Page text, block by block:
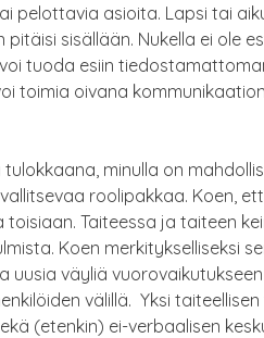
asioita. Lapsi tai
sisällään. Nukella ei ole
tuoda esiin
toimia oivana
minulla on
roolipakkaa. Koen,
Taiteessa ja taiteen
Koen merkitykselliseksi
uusia väyliä
välillä. Yksi
(etenkin) ei-verbaalisen